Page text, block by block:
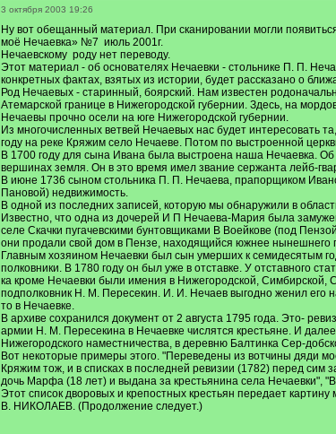
3 октября 2003 19:26
Ну вот обещанный материал. При сканировании могли
моё Нечаевка» №7 июль 2001г.
Нечаевскому роду нет переводу.
Этот материал - об основателях Нечаевки - стольнике П. П.
конкретных фактах, взятых из истории, будет рассказано о
Род Нечаевых - старинный, боярский. Нам известен
Атемарской границе в Нижегородской губернии. Здесь, на
Нечаевы прочно осели на юге Нижегородской губернии.
Из многочисленных ветвей Нечаевых нас будет интересовать
году на реке Кряжим село Нечаеве. Потом по выстроенной
В 1700 году для сына Ивана была выстроена наша Нечаевка.
вершинах земля. Он в это время имел звание сержанта лейб-
В июне 1736 сыном стольника П. П. Нечаева, прапорщиком
Пановой) недвижимость.
В одной из последних записей, которую мы обнаружили в
Известно, что одна из дочерей И П Нечаева-Мария была
селе Скачки пугачевскими бунтовщиками В Воейкове (под
они продали свой дом в Пензе, находящийся южнее нынешнего
Главным хозяином Нечаевки был сын умерших к семидесятым
полковники. В 1780 году он был уже в отставке. У отставного
ка кроме Нечаевки были имения в Нижегородской, Симбирской,
подполковник Н. М. Пересекин. И. И. Нечаев выгодно женил
то в Нечаевке.
В архиве сохранился документ от 2 августа 1795 года. Это-
армии Н. М. Пересекина в Нечаевке числятся крестьяне. И
Нижегородского наместничества, в деревню Балтинка Сер-
Вот некоторые примеры этого. "Переведены из вотчины дяди
Кряжим тож, и в списках в последней ревизии (1782) перед
дочь Марфа (18 лет) и выдана за крестьянина села Нечаевки",
Этот список дворовых и крепостных крестьян передает
В. НИКОЛАЕВ. (Продолжение следует.)